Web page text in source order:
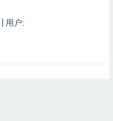
用户: